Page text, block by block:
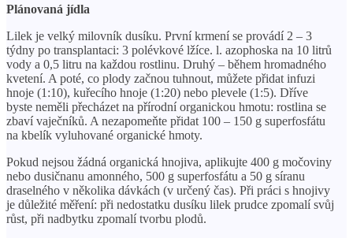
Plánovaná jídla
Lilek je velký milovník dusíku. První krmení se provádí 2 – 3
týdny po transplantaci: 3 polévkové lžíce. l. azophoska na 10 litrů
vody a 0,5 litru na každou rostlinu. Druhý – během hromadného
kvetení. A poté, co plody začnou tuhnout, můžete přidat infuzi
hnoje (1:10), kuřecího hnoje (1:20) nebo plevele (1:5). Dříve
byste neměli přecházet na přírodní organickou hmotu: rostlina se
zbaví vaječníků. A nezapomeňte přidat 100 – 150 g superfosfátu
na kbelík vyluhované organické hmoty.
Pokud nejsou žádná organická hnojiva, aplikujte 400 g močoviny
nebo dusičnanu amonného, ​​500 g superfosfátu a 50 g síranu
draselného v několika dávkách (v určený čas). Při práci s hnojivy
je důležité měření: při nedostatku dusíku lilek prudce zpomalí svůj
růst, při nadbytku zpomalí tvorbu plodů.